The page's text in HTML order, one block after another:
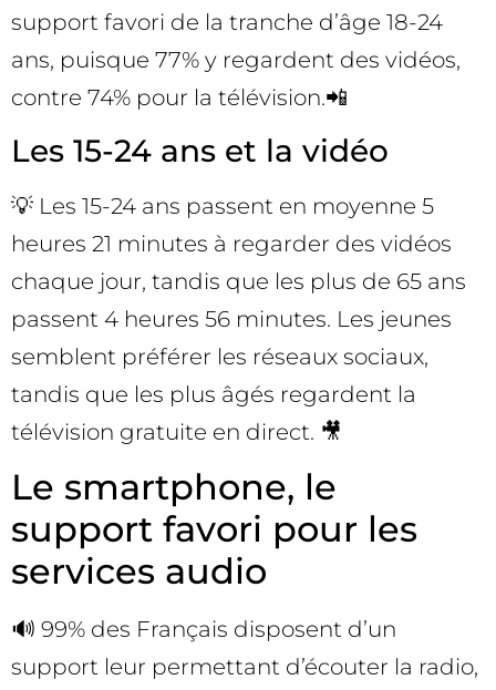
support favori de la tranche d’âge 18-24
ans, puisque 77% y regardent des vidéos,
contre 74% pour la télévision.📲
Les 15-24 ans et la vidéo
💡 Les 15-24 ans passent en moyenne 5
heures 21 minutes à regarder des vidéos
chaque jour, tandis que les plus de 65 ans
passent 4 heures 56 minutes. Les jeunes
semblent préférer les réseaux sociaux,
tandis que les plus âgés regardent la
télévision gratuite en direct. 🎥
Le smartphone, le
support favori pour les
services audio
🔊 99% des Français disposent d’un
support leur permettant d’écouter la radio,